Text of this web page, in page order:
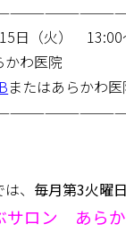
日（火） 13:00
かわ医院
またはあらかわ
、 毎月第3火曜
サロン あらか